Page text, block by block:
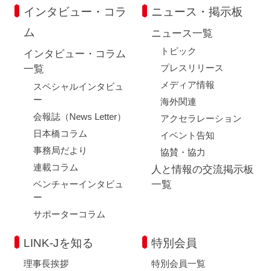
インタビュー・コラ
ム
インタビュー・コラム
一覧
スペシャルインタビュ
ー
会報誌（News Letter）
日本橋コラム
事務局だより
連載コラム
ベンチャーインタビュ
ー
サポーターコラム
ニュース・掲示板
ニュース一覧
トピック
プレスリリース
メディア情報
海外関連
アクセラレーション
イベント告知
協賛・協力
人と情報の交流掲示板
一覧
LINK-Jを知る
理事長挨拶
特別会員
特別会員一覧